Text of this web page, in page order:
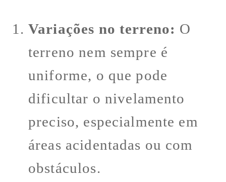
Variações no terreno: O
terreno nem sempre é
uniforme, o que pode
dificultar o nivelamento
preciso, especialmente em
áreas acidentadas ou com
obstáculos.